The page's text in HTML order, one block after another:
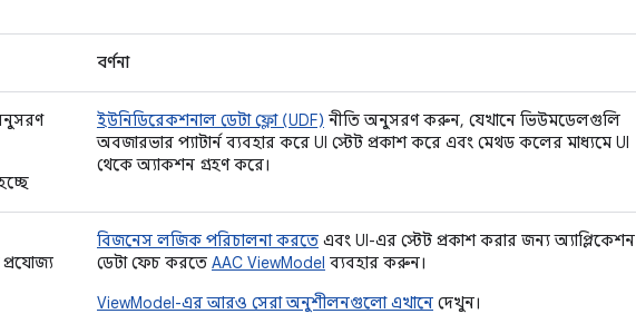
বর্ণনা
ইউনিডিরেকশনাল ডেটা ফ্লো (UDF) নীতি অনুসরণ করুন, যেখানে ভিউমডেলগুলি
অবজারভার প্যাটার্ন ব্যবহার করে UI স্টেট প্রকাশ করে এবং মেথড কলের মাধ্যমে UI
থেকে অ্যাকশন গ্রহণ করে।
বিজনেস লজিক পরিচালনা করতে এবং UI-এর স্টেট প্রকাশ করার জন্য অ্যাপ্লিকেশন
ডেটা ফেচ করতে AAC ViewModel ব্যবহার করুন।
ViewModel-এর আরও সেরা অনুশীলনগুলো এখানে দেখুন।